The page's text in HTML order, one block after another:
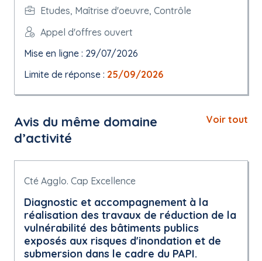
Etudes, Maîtrise d'oeuvre, Contrôle
Appel d'offres ouvert
Mise en ligne : 29/07/2026
Limite de réponse : 25/09/2026
Avis du même domaine
d’activité
Voir tout
Cté Agglo. Cap Excellence
Diagnostic et accompagnement à la
réalisation des travaux de réduction de la
vulnérabilité des bâtiments publics
exposés aux risques d'inondation et de
submersion dans le cadre du PAPI.